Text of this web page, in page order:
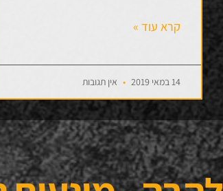
קרא עוד »
14 במאי 2019 אין תגובות